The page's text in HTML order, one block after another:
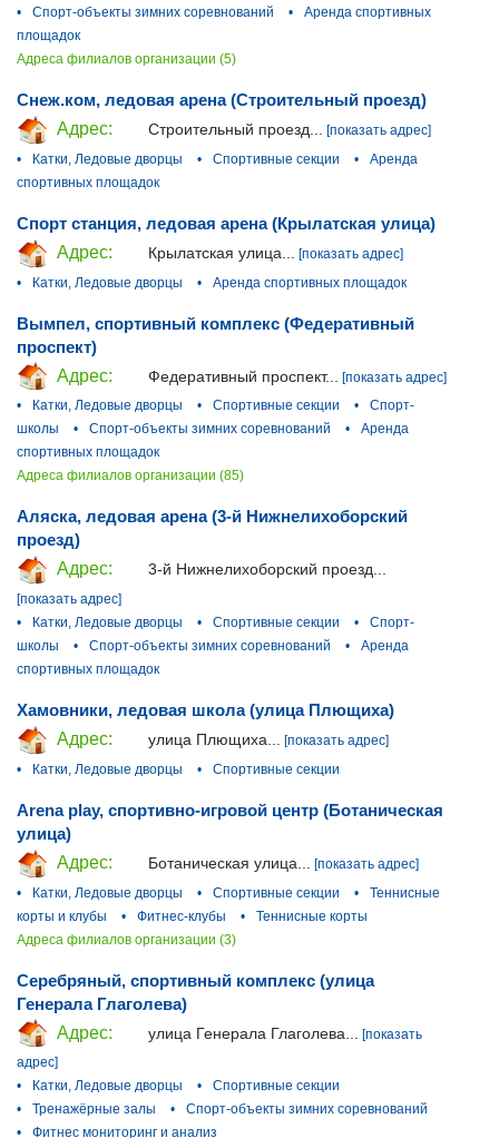
•
Спорт-объекты зимних соревнований •
Аренда спортивных
площадок
Адреса филиалов организации (5)
Снеж.ком, ледовая арена (Строительный проезд)
Адрес:
Строительный проезд...
[показать адрес]
•
Катки, Ледовые дворцы • Спортивные секции •
Аренда
спортивных площадок
Спорт станция, ледовая арена (Крылатская улица)
Адрес:
Крылатская улица...
[показать адрес]
•
Катки, Ледовые дворцы • Аренда спортивных площадок
Вымпел, спортивный комплекс (Федеративный
проспект)
Адрес:
Федеративный проспект...
[показать адрес]
•
Катки, Ледовые дворцы • Спортивные секции •
Спорт-
школы
• Спорт-объекты зимних соревнований •
Аренда
спортивных площадок
Адреса филиалов организации (85)
Аляска, ледовая арена (3-й Нижнелихоборский
проезд)
Адрес:
3-й Нижнелихоборский проезд...
[показать адрес]
•
Катки, Ледовые дворцы • Спортивные секции •
Спорт-
школы
• Спорт-объекты зимних соревнований •
Аренда
спортивных площадок
Хамовники, ледовая школа (улица Плющиха)
Адрес:
улица Плющиха...
[показать адрес]
•
Катки, Ледовые дворцы • Спортивные секции
Arena play, спортивно-игровой центр (Ботаническая
улица)
Адрес:
Ботаническая улица...
[показать адрес]
•
Катки, Ледовые дворцы • Спортивные секции •
Теннисные
корты и клубы
• Фитнес-клубы •
Теннисные корты
Адреса филиалов организации (3)
Серебряный, спортивный комплекс (улица
Генерала Глаголева)
Адрес:
улица Генерала Глаголева...
[показать
адрес]
•
Катки, Ледовые дворцы •
Спортивные секции
•
Тренажёрные залы •
Спорт-объекты зимних соревнований
•
Фитнес мониторинг и анализ